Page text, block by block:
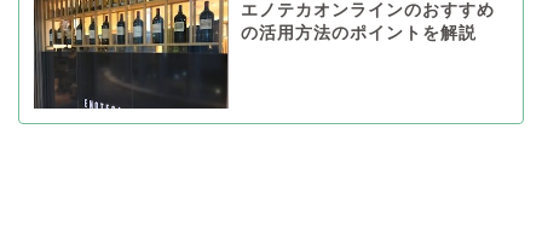
エノテカオンラインのおすすめ
の活用方法のポイントを解説